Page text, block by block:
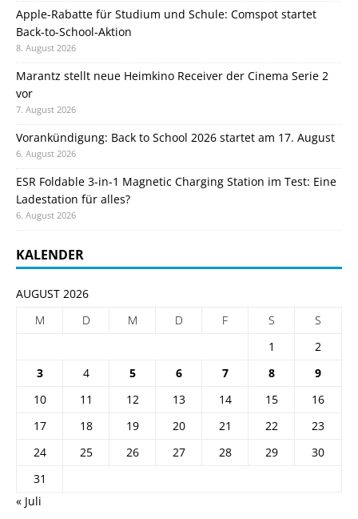
Apple-Rabatte für Studium und Schule: Comspot startet
Back-to-School-Aktion
8. August 2026
Marantz stellt neue Heimkino Receiver der Cinema Serie 2
vor
7. August 2026
Vorankündigung: Back to School 2026 startet am 17. August
6. August 2026
ESR Foldable 3-in-1 Magnetic Charging Station im Test: Eine
Ladestation für alles?
6. August 2026
KALENDER
AUGUST 2026
M
D M D F S
S
1
2
3
4 5 6 7 8
9
10
11 12 13 14 15
16
17
18 19 20 21 22
23
24
25 26 27 28 29
30
31
« Juli